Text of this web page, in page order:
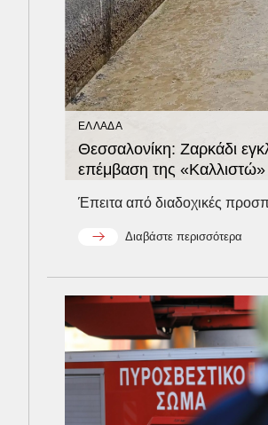
ΕΛΛΑΔΑ
Θεσσαλονίκη: Ζαρκάδι
επέμβαση της
Έπειτα από διαδοχικές
Διαβάστε περισσότερα